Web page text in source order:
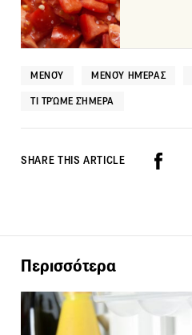
ΜΕΝΟΎ ΜΕΝΟΎ ΗΜΈΡΑΣ
ΤΙ ΤΡΏΜΕ ΣΉΜΕΡΑ
SHARE THIS ARTICLE
Περισσότερα